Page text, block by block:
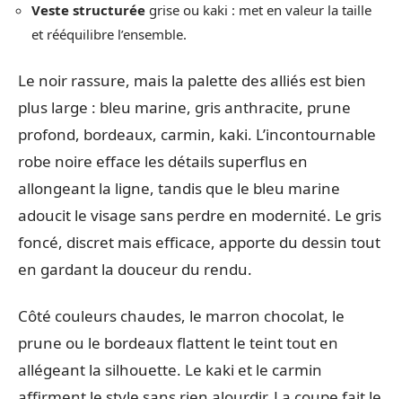
Veste structurée grise ou kaki : met en valeur la taille
et rééquilibre l’ensemble.
Le noir rassure, mais la palette des alliés est bien
plus large : bleu marine, gris anthracite, prune
profond, bordeaux, carmin, kaki. L’incontournable
robe noire efface les détails superflus en
allongeant la ligne, tandis que le bleu marine
adoucit le visage sans perdre en modernité. Le gris
foncé, discret mais efficace, apporte du dessin tout
en gardant la douceur du rendu.
Côté couleurs chaudes, le marron chocolat, le
prune ou le bordeaux flattent le teint tout en
allégeant la silhouette. Le kaki et le carmin